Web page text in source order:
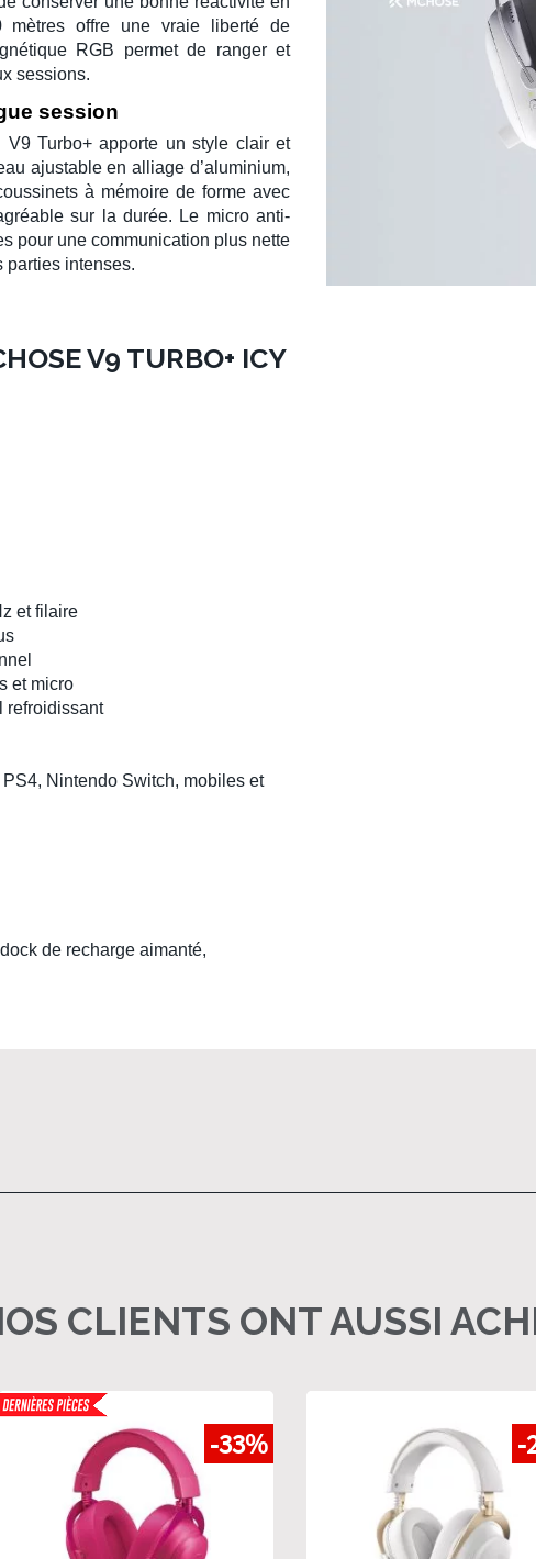
mètres offre une vraie liberté de
RGB permet de ranger et
sessions.
session
Turbo+ apporte un style clair et
ajustable en alliage d’aluminium,
à mémoire de forme avec
sur la durée. Le micro anti-
pour une communication plus nette
parties intenses.
V9 TURBO+ ICY
et filaire
et micro
refroidissant
PS4, Nintendo Switch, mobiles et
de recharge aimanté,
CLIENTS ONT AUSSI
-33% -